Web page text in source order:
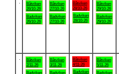
Båtviken
26/10-26
Badviken
26/10-26
Båtviken
27/10-26
Badviken
27/10-26
Båtviken
28/10-26
Badviken
28/10-26
Båtviken
29/10-26
Badviken
29/10-26
Båtviken
2/11-26
Badviken
Båtviken
3/11-26
Badviken
Båtviken
4/11-26
Badviken
Båtviken
5/11-26
Badviken